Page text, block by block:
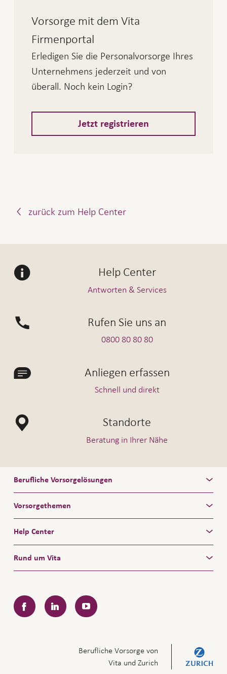
Versicherungsberater senden sollen.
Füllen Sie dazu das Formular
Korrespondenzadresse aus und senden Sie
es uns unterschrieben entweder per Post
oder E-Mail an:
Zurich Schweiz
Scanning BVG
wir Ihre Korrespondenz an die neue Adresse.
Vorsorge mit dem Vita
Firmenportal
Erledigen Sie die Personalvorsorge Ihres
Unternehmens jederzeit und von
überall. Noch kein Login?
Jetzt registrieren
zurück zum Help Center
Help Center
Antworten & Services
Rufen Sie uns an
0800 80 80 80
Anliegen erfassen
Schnell und direkt
Standorte
Beratung in Ihrer Nähe
Berufliche Vorsorgelösungen
Vorsorgethemen
Help Center
Rund um Vita
FacebookLinkedInYouTube
Berufliche Vorsorge von
Vita und Zurich